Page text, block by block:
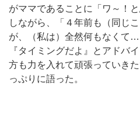
がママであることに「ワ～！
しながら、「４年前も（同じ
が、（私は）全然何もなくて…
『タイミングだよ』とアドバ
方も力を入れて頑張っていき
っぷりに語った。